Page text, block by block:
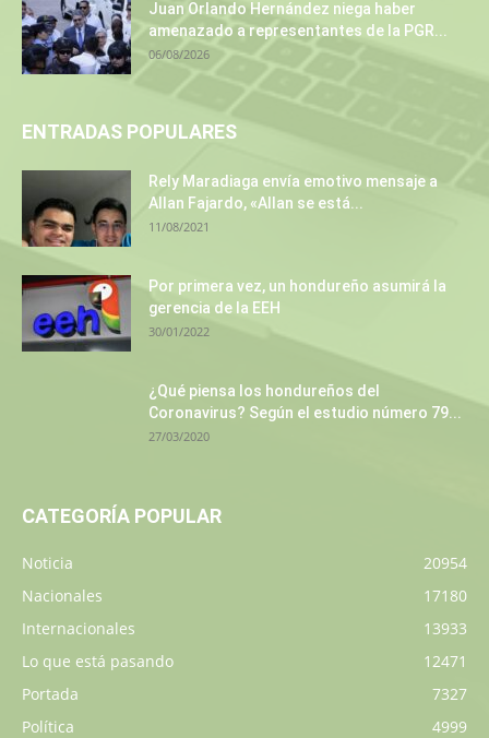
Juan Orlando Hernández niega haber
amenazado a representantes de la PGR...
06/08/2026
ENTRADAS POPULARES
Rely Maradiaga envía emotivo mensaje a
Allan Fajardo, «Allan se está...
11/08/2021
Por primera vez, un hondureño asumirá la
gerencia de la EEH
30/01/2022
¿Qué piensa los hondureños del
Coronavirus? Según el estudio número 79...
27/03/2020
CATEGORÍA POPULAR
Noticia
20954
Nacionales
17180
Internacionales
13933
Lo que está pasando
12471
Portada
7327
Política
4999